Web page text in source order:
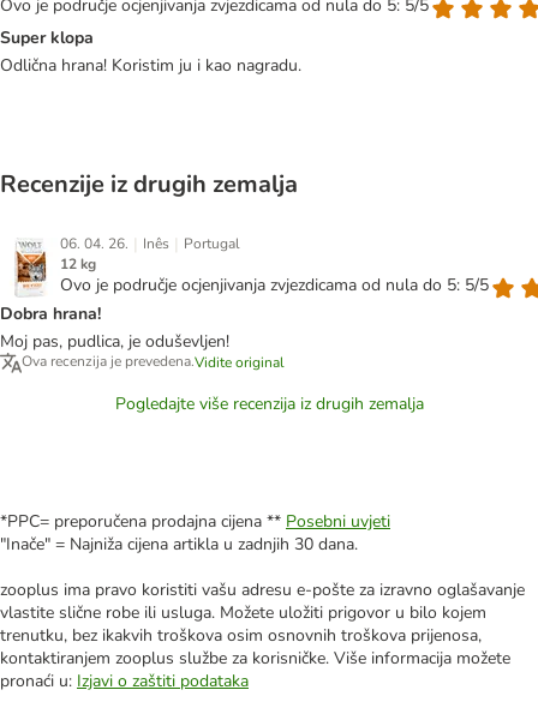
Ovo je područje ocjenjivanja zvjezdicama od nula do 5: 5/5
Super klopa
Odlična hrana! Koristim ju i kao nagradu.
Recenzije iz drugih zemalja
06. 04. 26. | Inês | Portugal
12 kg
Ovo je područje ocjenjivanja zvjezdicama od nula do 5: 5/5
Dobra hrana!
Moj pas, pudlica, je oduševljen!
Ova recenzija je prevedena.Vidite original
Pogledajte više recenzija iz drugih zemalja
*PPC= preporučena prodajna cijena ** Posebni uvjeti
"Inače" = Najniža cijena artikla u zadnjih 30 dana.
zooplus ima pravo koristiti vašu adresu e-pošte za izravno oglašavanje
vlastite slične robe ili usluga. Možete uložiti prigovor u bilo kojem
trenutku, bez ikakvih troškova osim osnovnih troškova prijenosa,
kontaktiranjem zooplus službe za korisničke. Više informacija možete
pronaći u: Izjavi o zaštiti podataka